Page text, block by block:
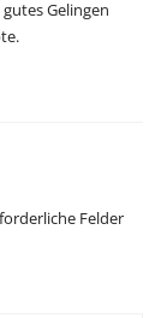
Gelingen
Felder